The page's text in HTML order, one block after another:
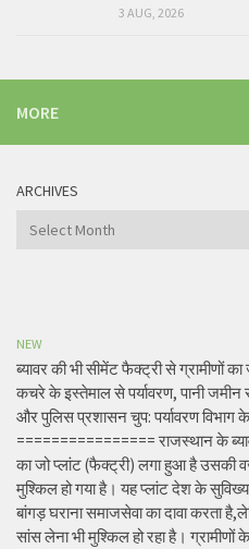
3 AUG, 2026
MORE
ARCHIVES
Archives
NEW
ब्यावर की भी सीमेंट फैक्ट्री से ग्रामीणों
कचरे के इस्तेमाल से पर्यावरण, पानी जमीन
और पुलिस प्रशासन चुप: पर्यावरण विभाग
================ राजस्थान के
का जो प्लांट (फैक्ट्री) लगा हुआ है उसकी
मुश्किल हो गया है। यह प्लांट देश के
बांगड़ घराना समाजसेवा का दावा करता
सांस लेना भी मुश्किल हो रहा है।